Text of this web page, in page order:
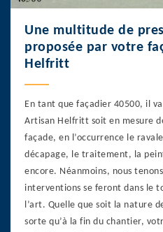
Une multitude de
proposée par votre
Helfritt
En tant que façadier 40500, il
Artisan Helfritt soit en mesure
façade, en l’occurrence le
décapage, le traitement, la
encore. Néanmoins, nous
interventions se feront dans le
l’art. Quelle que soit la nature
sorte qu’à la fin du chantier,